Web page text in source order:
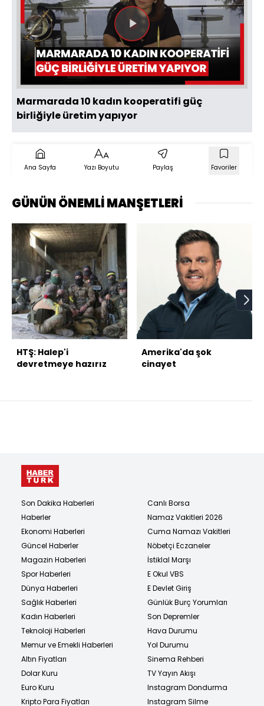
Videoyu
Oynat
Marmarada 10 kadın kooperatifi güç
birliğiyle üretim yapıyor
Ana Sayfa Yazı Boyutu Paylaş Favoriler
GÜNÜN ÖNEMLİ MANŞETLERİ
HTŞ: Halep'i
devretmeye hazırız
Amerika'da şok
cinayet
Son Dakika Haberleri
Haberler
Ekonomi Haberleri
Güncel Haberler
Magazin Haberleri
Spor Haberleri
Dünya Haberleri
Sağlık Haberleri
Kadın Haberleri
Teknoloji Haberleri
Memur ve Emekli Haberleri
Altın Fiyatları
Dolar Kuru
Euro Kuru
Kripto Para Fiyatları
Canlı Borsa
Namaz Vakitleri 2026
Cuma Namazı Vakitleri
Nöbetçi Eczaneler
İstiklal Marşı
E Okul VBS
E Devlet Giriş
Günlük Burç Yorumları
Son Depremler
Hava Durumu
Yol Durumu
Sinema Rehberi
TV Yayın Akışı
Instagram Dondurma
Instagram Silme